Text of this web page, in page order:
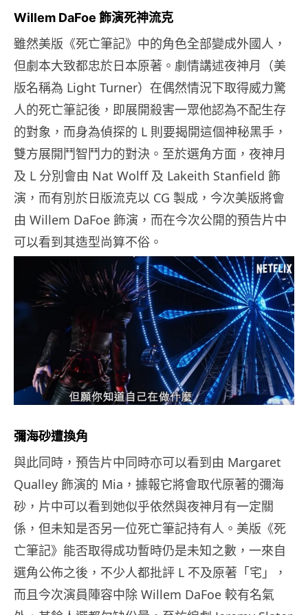
Willem DaFoe 飾演死神流克
雖然美版《死亡筆記》中的角色全部變成外國人，
但劇本大致都忠於日本原著。劇情講述夜神月（美
版名稱為 Light Turner）在偶然情況下取得威力驚
人的死亡筆記後，即展開殺害一眾他認為不配生存
的對象，而身為偵探的 L 則要揭開這個神秘黑手，
雙方展開鬥智鬥力的對決。至於選角方面，夜神月
及 L 分別會由 Nat Wolff 及 Lakeith Stanfield 飾
演，而有別於日版流克以 CG 製成，今次美版將會
由 Willem DaFoe 飾演，而在今次公開的預告片中
可以看到其造型尚算不俗。
彌海砂遭換角
與此同時，預告片中同時亦可以看到由 Margaret
Qualley 飾演的 Mia，據報它將會取代原著的彌海
砂，片中可以看到她似乎依然與夜神月有一定關
係，但未知是否另一位死亡筆記持有人。美版《死
亡筆記》能否取得成功暫時仍是未知之數，一來自
選角公佈之後，不少人都批評 L 不及原著「宅」，
而且今次演員陣容中除 Willem DaFoe 較有名氣